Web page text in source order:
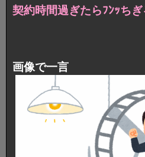
契約時間過ぎたらﾌﾝｯち
画像で一言